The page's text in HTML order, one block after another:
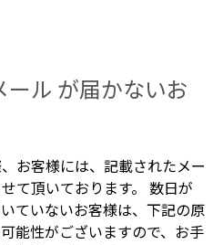
ル が届かないお
お客様には、記載されたメー
て頂いております。 数日が
ていないお客様は、下記の原
能性がございますので、お手